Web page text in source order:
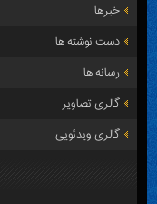
خبرها
دست نوشته ها
رسانه ها
گالری تصاویر
گالری ویدئویی